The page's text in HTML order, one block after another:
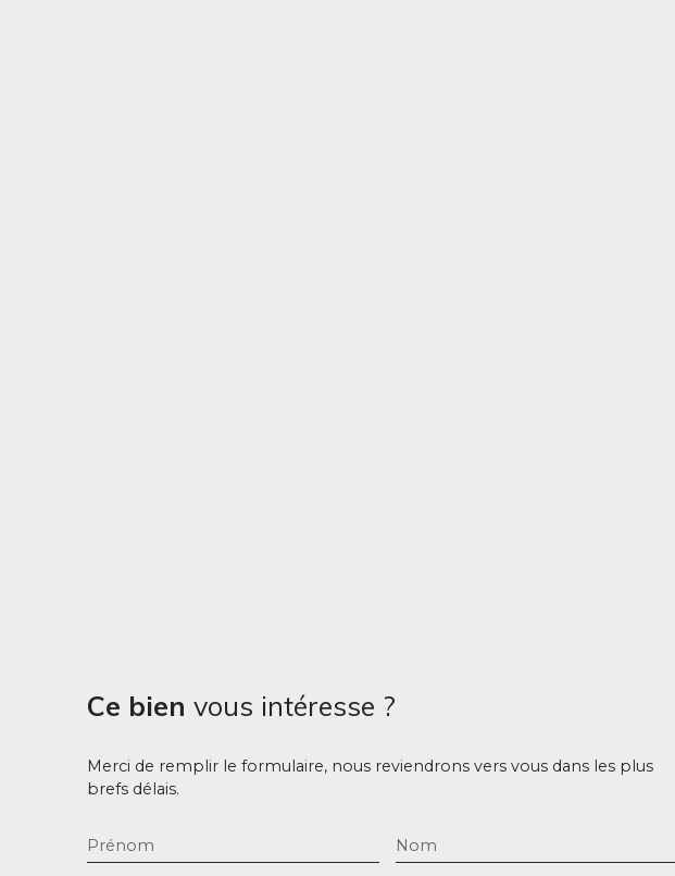
Ce bien vous intéresse ?
Merci de remplir le formulaire, nous reviendrons vers vous dans les plus
brefs délais.
Prénom Nom